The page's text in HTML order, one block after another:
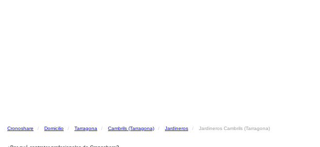
Cronoshare Domicilio Tarragona Cambrils (Tarragona) Jardineros Jardineros Cambrils (Tarragona)